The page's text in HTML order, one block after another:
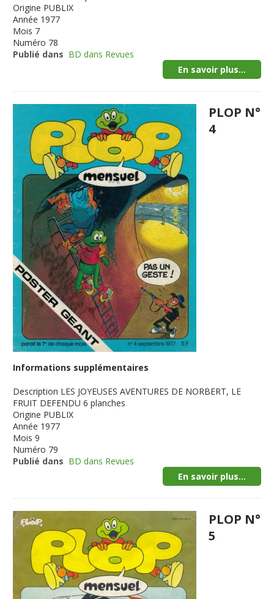
Origine PUBLIX
Année 1977
Mois 7
Numéro 78
Publié dans BD dans Revues
En savoir plus...
PLOP N°
4
Informations supplémentaires
Description LES JOYEUSES AVENTURES DE NORBERT, LE
FRUIT DEFENDU 6 planches
Origine PUBLIX
Année 1977
Mois 9
Numéro 79
Publié dans BD dans Revues
En savoir plus...
PLOP N°
5